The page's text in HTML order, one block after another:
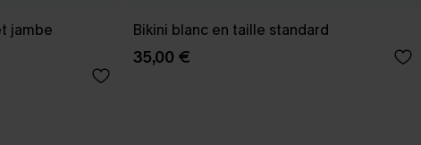
jambe
Bikini blanc en taille standard
35,00 €